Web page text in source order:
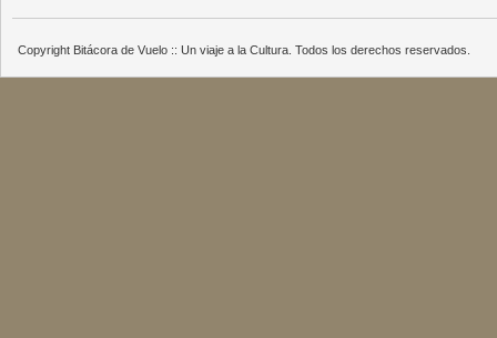
Copyright Bitácora de Vuelo :: Un viaje a la Cultura. Todos los derechos reservados.